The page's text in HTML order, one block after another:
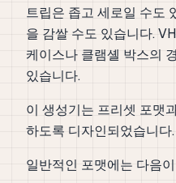
트립은 좁고 세로일 수도
을 감쌀 수도 있습니다.
케이스나 클램셸 박스의
있습니다.
이 생성기는 프리셋 포맷
하도록 디자인되었습니다.
일반적인 포맷에는 다음